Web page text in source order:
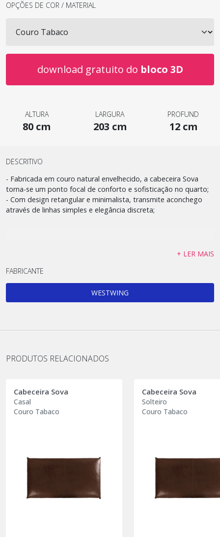
OPÇÕES DE COR / MATERIAL
download gratuito do bloco 3D
ALTURA
80 cm
LARGURA
203 cm
PROFUND
12 cm
DESCRITIVO
- Fabricada em couro natural envelhecido, a cabeceira Sova
torna-se um ponto focal de conforto e sofisticação no quarto;
- Com design retangular e minimalista, transmite aconchego
através de linhas simples e elegância discreta;
+ LER MAIS
FABRICANTE
WESTWING
PRODUTOS RELACIONADOS
Cabeceira Sova
Casal
Couro Tabaco
Cabeceira Sova
Solteiro
Couro Tabaco